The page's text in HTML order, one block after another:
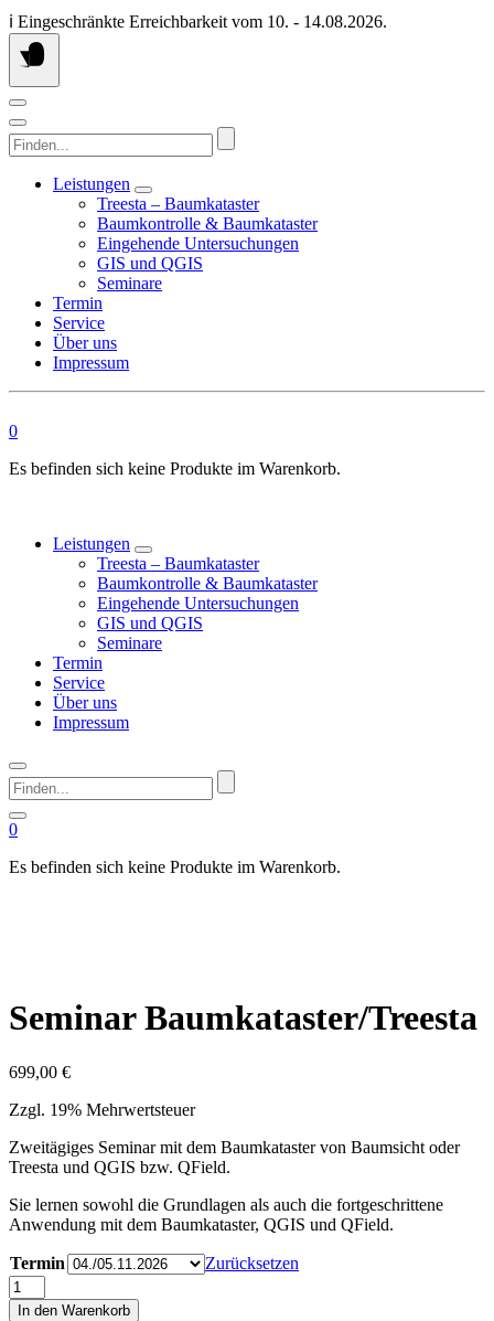
Springen
Sie
zum
ℹ️ Eingeschränkte Erreichbarkeit vom 10. - 14.08.2026.
Finden...
Leistungen
Treesta – Baumkataster
Baumkontrolle & Baumkataster
Eingehende Untersuchungen
GIS und QGIS
Seminare
Termin
Service
Über uns
Impressum
0
Es befinden sich keine Produkte im Warenkorb.
Leistungen
Treesta – Baumkataster
Baumkontrolle & Baumkataster
Eingehende Untersuchungen
GIS und QGIS
Seminare
Termin
Service
Über uns
Impressum
Finden...
0
Es befinden sich keine Produkte im Warenkorb.
Seminar Baumkataster/Treesta
699,00 €
Zzgl. 19% Mehrwertsteuer
Zweitägiges Seminar mit dem Baumkataster von Baumsicht oder
Treesta und QGIS bzw. QField.
Sie lernen sowohl die Grundlagen als auch die fortgeschrittene
Anwendung mit dem Baumkataster, QGIS und QField.
Termin
Zurücksetzen
Seminar
Baumkataster/Treesta
In den Warenkorb